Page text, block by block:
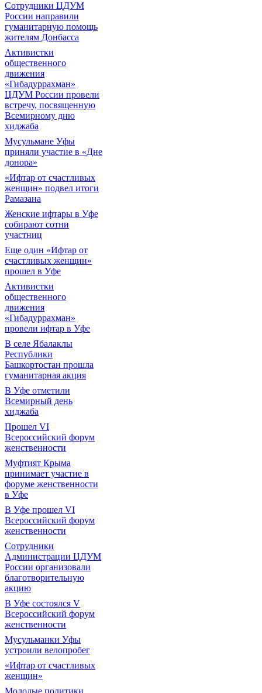
Сотрудники ЦДУМ
России направили
гуманитарную помощь
жителям Донбасса
Активистки
общественного
движения
«Гибадуррахман»
ЦДУМ России провели
встречу, посвященную
Всемирному дню
хиджаба
Мусульмане Уфы
приняли участие в «Дне
донора»
«Ифтар от счастливых
женщин» подвел итоги
Рамазана
Женские ифтары в Уфе
собирают сотни
участниц
Еще один «Ифтар от
счастливых женщин»
прошел в Уфе
Активистки
общественного
движения
«Гибадуррахман»
провели ифтар в Уфе
В селе Ябалаклы
Республики
Башкортостан прошла
гуманитарная акция
В Уфе отметили
Всемирный день
хиджаба
Прошел VI
Всероссийский форум
женственности
Муфтият Крыма
принимает участие в
форуме женственности
в Уфе
В Уфе прошел VI
Всероссийский форум
женственности
Сотрудники
Администрации ЦДУМ
России организовали
благотворительную
акцию
В Уфе состоялся V
Всероссийский форум
женственности
Мусульманки Уфы
устроили велопробег
«Ифтар от счастливых
женщин»
Молодые политики